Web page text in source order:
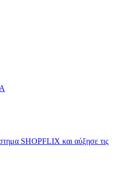
SHOPFLIX και αύξησε τις